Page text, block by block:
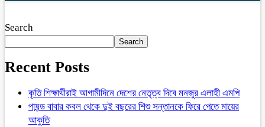
Search
Search
Recent Posts
কৃতি শিক্ষার্থীরাই আগামীদিনে দেশের নেতৃত্ব দিবে মনজুর এলাহী এমপি
পাষন্ড বাবার কবল থেকে দুই বছরের শিশু সন্তানকে ফিরে পেতে মায়ের
আকুতি